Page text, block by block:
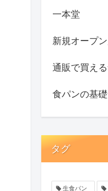
一本堂
新規オープ
通販で買え
食パンの基
タグ
生食パン